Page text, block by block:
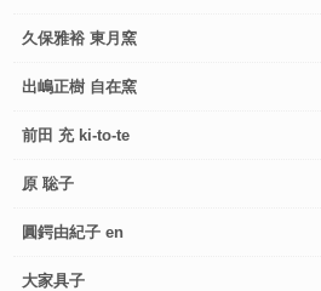
久保雅裕 東月窯
出嶋正樹 自在窯
前田 充 ki-to-te
原 聡子
圓鍔由紀子 en
大家具子